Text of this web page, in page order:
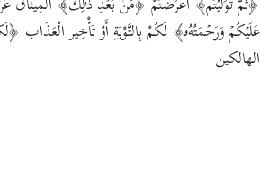
﴿ثُمَّ تَوَلَّیۡتُم﴾ أَعْرَضْتُمْ ﴿مِّنۢ بَعۡدِ ذَ ٰ⁠لِكَۖ﴾ الْمِيثَاق
الهالكين